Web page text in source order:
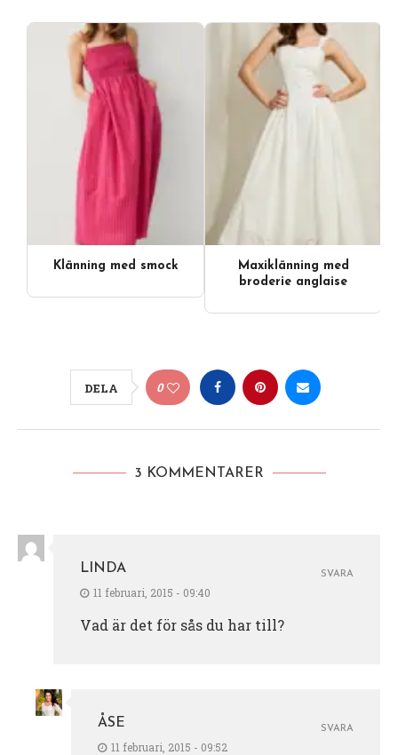
Klänning med smock
Maxiklänning med
broderie anglaise
DELA 0
3 KOMMENTARER
LINDA
11 februari, 2015 - 09:40
Vad är det för sås du har till?
SVARA
ÅSE
11 februari, 2015 - 09:52
SVARA